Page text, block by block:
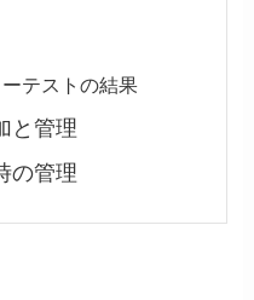
テストの結果
と管理
の管理